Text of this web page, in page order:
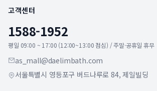
고객센터
1588-1952
평일 09:00 ~ 17:00 (12:00~13:00 점심) / 주말·공휴일 휴무
as_mall@daelimbath.com
서울특별시 영등포구 버드나루로 84, 제일빌딩